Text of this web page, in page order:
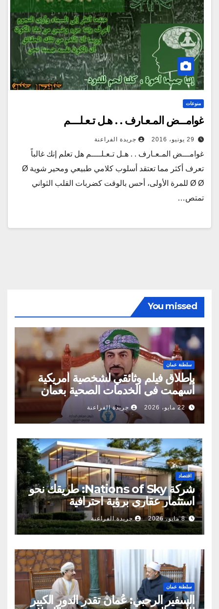
منوعات
غوامـــض المـعـارف . . هـل تـعـلــــم
29 يونيو، 2016 جريدة الفراعنة
غوامـــض المـعـارف . . هـل تـعـلــــم هل تعلم إنك غالباً
تعرف أكثر مما تعتقد أسلوب كلامي طبيعي ومحير شوية Ø
Ø Ø للمرة الأولى، أحس بالوقت كضربات القلب الثواني
تمتص…
You missed
سلطنة عمان
بإطلاق فيلم وثائقي لشخصية أمريكية
أسهمت في الخدمات الصحية بعمان
22 مايو، 2026 جريدة الفراعنة
اقتصاد
شركة Nations of Sky: طريقك نحو
استثمار عقاري برؤية احترافية
8 مايو، 2026 جريدة الفراعنة
سلطنة عمان
السفير الرحبي: عُمان تقدر الدور الكبير